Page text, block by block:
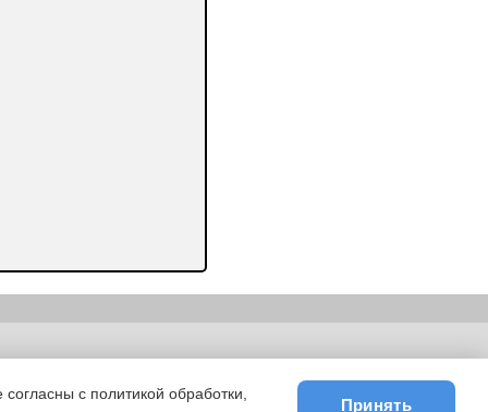
|E-mail
с политикой обработки,
Принять